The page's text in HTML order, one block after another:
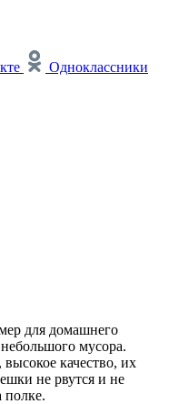
Одноклассники
для домашнего
мусора.
качество, их
не рвутся и не
полке.